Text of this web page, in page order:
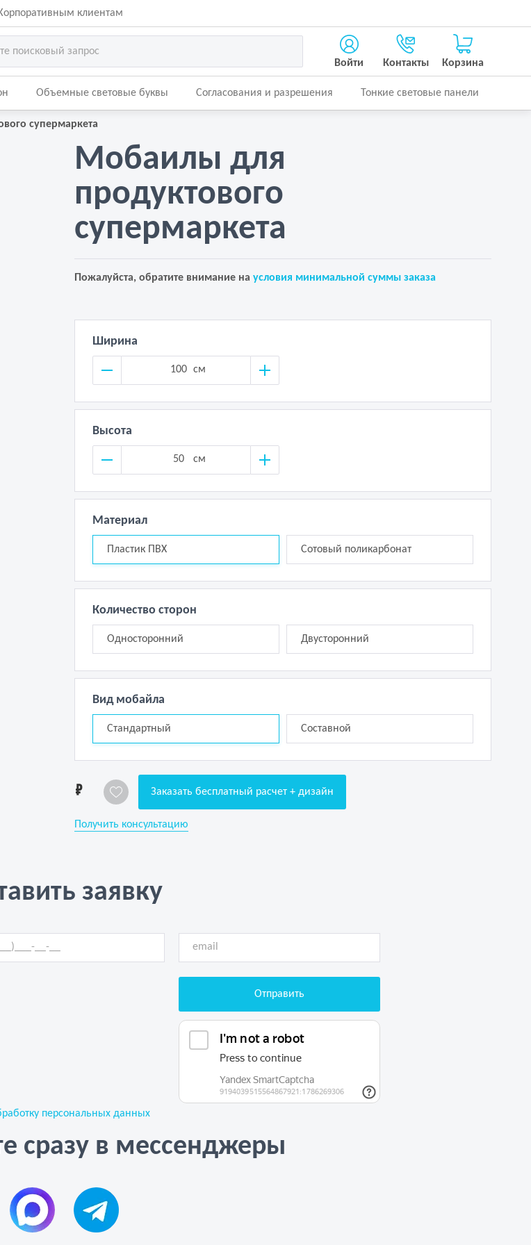
клиентам
Войти Контакты Корзина
Объемные световые буквы Согласования и разрешения Тонкие световые панели
супермаркета
Мобаилы для
продуктового
супермаркета
Пожалуйста, обратите внимание на условия минимальной суммы заказа
Ширина
см
Высота
см
Материал
Пластик ПВХ Сотовый поликарбонат
Количество сторон
Односторонний Двусторонний
Вид мобайла
Стандартный Составной
1 Заказать бесплатный расчет + дизайн
Получить консультацию
заявку
персональных данных
сразу в мессенджеры